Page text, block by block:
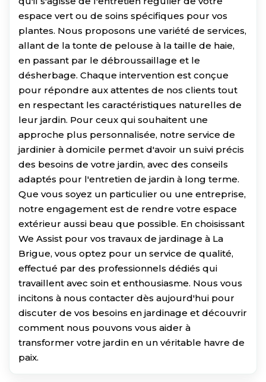
espace vert ou de soins spécifiques pour vos
plantes. Nous proposons une variété de services,
allant de la tonte de pelouse à la taille de haie,
en passant par le débroussaillage et le
désherbage. Chaque intervention est conçue
pour répondre aux attentes de nos clients tout
en respectant les caractéristiques naturelles de
leur jardin. Pour ceux qui souhaitent une
approche plus personnalisée, notre service de
jardinier à domicile permet d'avoir un suivi précis
des besoins de votre jardin, avec des conseils
adaptés pour l'entretien de jardin à long terme.
Que vous soyez un particulier ou une entreprise,
notre engagement est de rendre votre espace
extérieur aussi beau que possible. En choisissant
We Assist pour vos travaux de jardinage à La
Brigue, vous optez pour un service de qualité,
effectué par des professionnels dédiés qui
travaillent avec soin et enthousiasme. Nous vous
incitons à nous contacter dès aujourd'hui pour
discuter de vos besoins en jardinage et découvrir
comment nous pouvons vous aider à
transformer votre jardin en un véritable havre de
paix.